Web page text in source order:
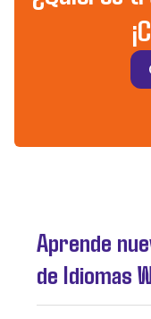
Aprende
de Idiomas